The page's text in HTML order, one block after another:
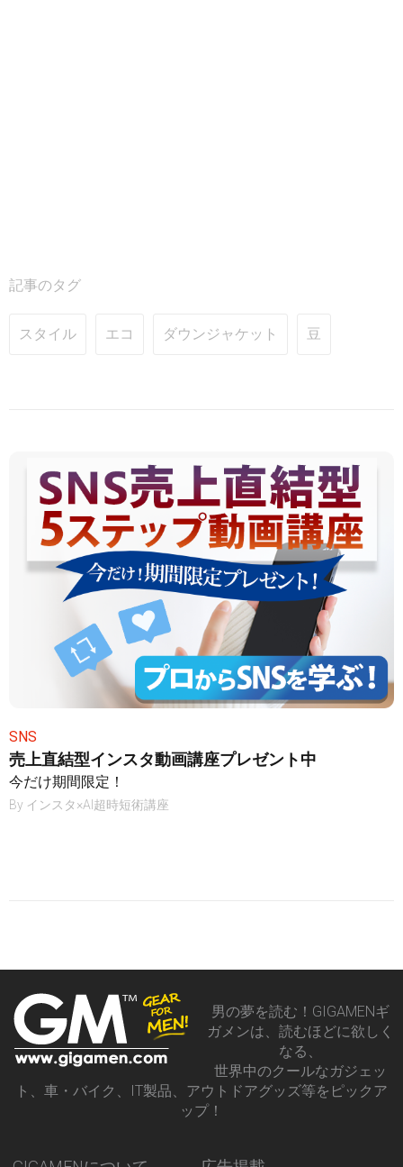
記事のタグ
スタイル エコ ダウンジャケット 豆
SNS
売上直結型インスタ動画講座プレゼント中
今だけ期間限定！
By インスタ×AI超時短術講座
男の夢を読む！GIGAMENギ
ガメンは、読むほどに欲しく
なる、
世界中のクールなガジェッ
ト、車・バイク、IT製品、アウトドアグッズ等をピックア
ップ！